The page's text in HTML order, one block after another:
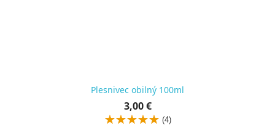
Plesnivec obilný 100ml
Cena
za
3,00 €
(4)